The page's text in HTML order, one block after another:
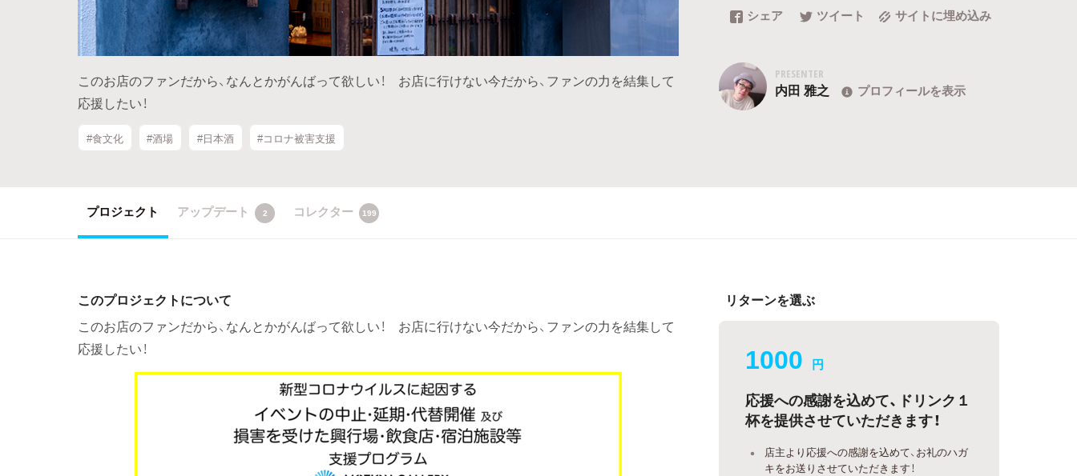
このお店のファンだから、なんとかがんばって欲しい！ お店に行けない今だから、ファンの力を結集して
応援したい！
#食文化 #酒場 #日本酒 #コロナ被害支援
シェア ツイート サイトに埋め込み
PRESENTER
内田 雅之 プロフィールを表示
プロジェクト アップデート 2 コレクター 199
このプロジェクトについて
このお店のファンだから、なんとかがんばって欲しい！ お店に行けない今だから、ファンの力を結集して
応援したい！
リターンを選ぶ
1000 円
応援への感謝を込めて、ドリンク１
杯を提供させていただきます！
店主より応援への感謝を込めて、お礼のハガ
キをお送りさせていただきます！